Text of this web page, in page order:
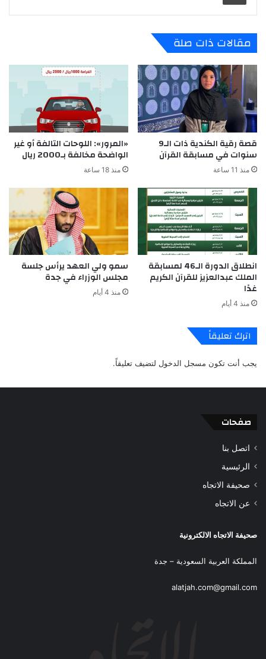
مقالات ذات صلة
قصة رقية الكندية ذات الـ9
سنوات في مسابقة القرآن
منذ 11 ساعة
«المرور»: اللوحات التالفة أو غير
الواضحة مخالفة بـ2000 ريال
منذ 18 ساعة
انطلاق الدورة الـ46 لمسابقة
الملك عبدالعزيز للقرآن الكريم
غدًا
منذ 4 أيام
سمو ولي العهد يرأس جلسة
مجلس الوزراء في جدة
منذ 4 أيام
اترك تعليقاً
يجب أنت تكون مسجل الدخول لتضيف تعليقاً.
صفحات
اتصل بنا
الرئيسية
صحيفة الاتجاه
عن الاتجاه
صحيفة الاتجاه الالكترونية
المملكة العربية السعودية – جدة
alatjah.com@gmail.com